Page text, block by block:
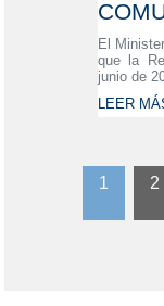
El
que la
junio de
LEER
1 2